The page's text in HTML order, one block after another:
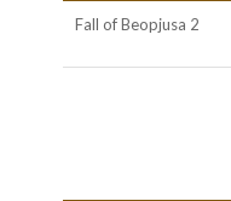
Fall of Beopjusa 2